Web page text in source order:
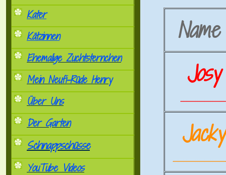
Kater
Kätzinnen
Ehemalige Zuchtsternchen
Mein Neufi-Rüde Henry
Über Uns
Der Garten
Schnappschüsse
YouTube Videos
Josy
..............................................